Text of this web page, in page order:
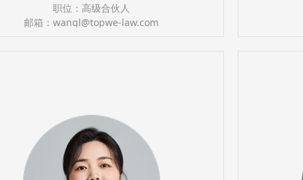
职位：高级合伙人
邮箱：wangl@topwe-law.com